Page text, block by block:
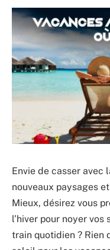
Envie de casser avec
nouveaux paysages
Mieux, désirez vous
l’hiver pour noyer
train quotidien ? Rien